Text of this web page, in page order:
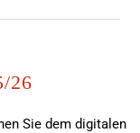
26
Sie dem digitalen